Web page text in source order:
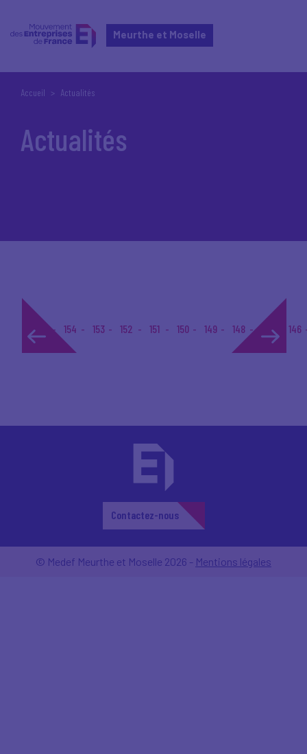
Meurthe et Moselle
Accueil Actualités
Actualités
1... 154 153 152 151 150 149 148 147 146
Contactez-nous
© Medef Meurthe et Moselle 2026 - Mentions légales